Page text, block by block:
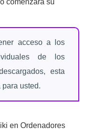
comenzará su
acceso a los
de los
esta
usted.
en Ordenadores